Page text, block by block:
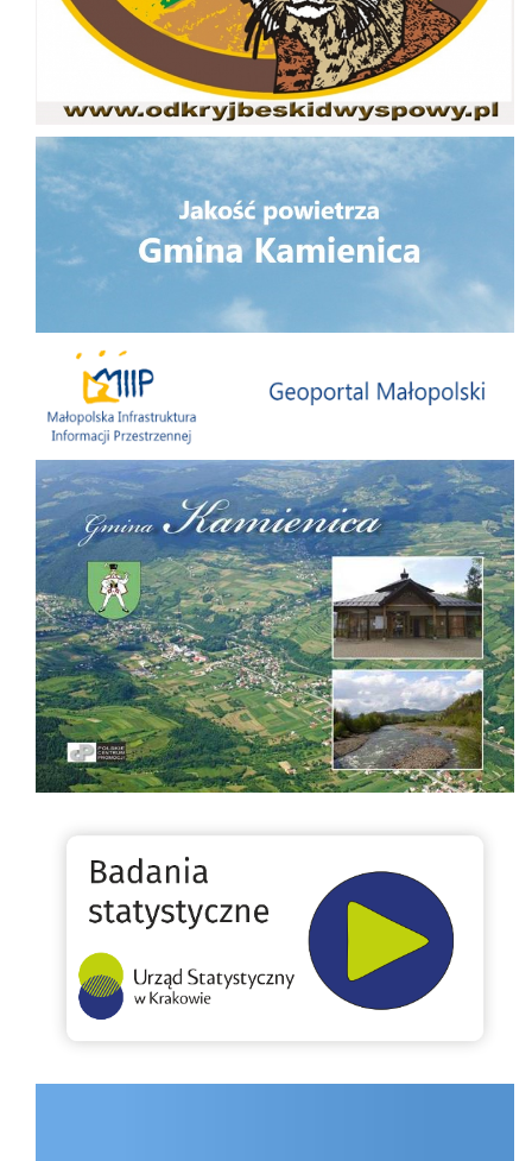
Małopolska Infrastruktura Informacji Przestrzennej
Folder Gminy Kamienica